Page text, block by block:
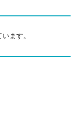
ます。